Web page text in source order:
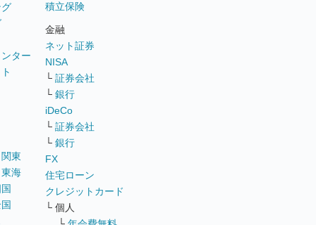
ター
関東
東海
積立保険
金融
ネット証券
NISA
└ 証券会社
└ 銀行
iDeCo
└ 証券会社
└ 銀行
FX
住宅ローン
クレジットカード
└ 個人